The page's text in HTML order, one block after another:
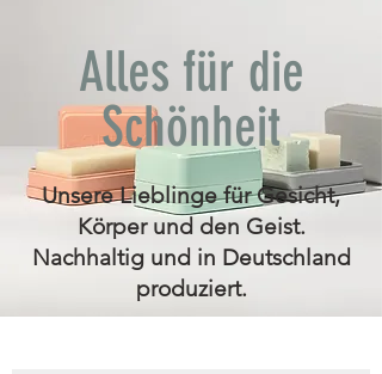
Alles für die
Schönheit
Unsere Lieblinge für Gesicht,
Körper und den Geist.
Nachhaltig und in Deutschland
produziert.